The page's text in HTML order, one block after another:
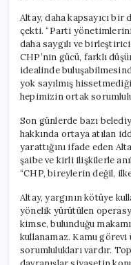
Altay, daha kapsayıcı
çekti. “Parti
daha saygılı ve
CHP’nin gücü, farklı
idealinde
yok sayılmış
hepimizin ortak
Son günlerde bazı
hakkında ortaya atılan
yarattığını ifade eden
şaibe ve kirli ilişkilerle
“CHP, bireylerin değil,
Altay, yargının kötüye
yönelik yürütülen
kimse, bulunduğu
kullanamaz. Kamu
sorumlulukları vardır.